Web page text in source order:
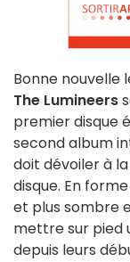
Bonne nouvelle
The Lumineers
premier disque
second album
doit dévoiler à
disque. En
et plus sombre
mettre sur pied
depuis leurs